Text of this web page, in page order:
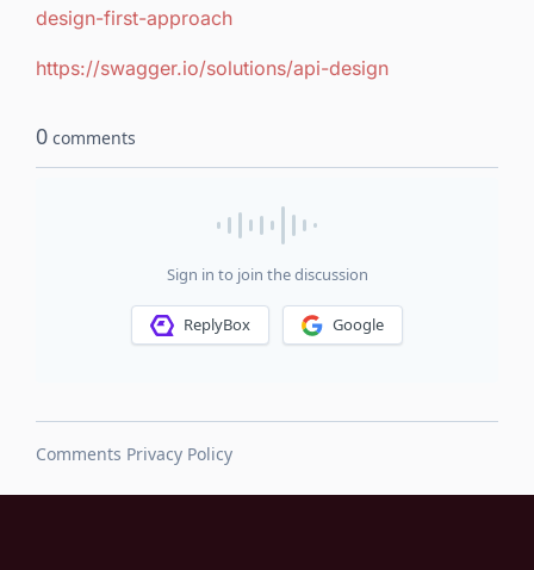
design-first-approach
https://swagger.io/solutions/api-design